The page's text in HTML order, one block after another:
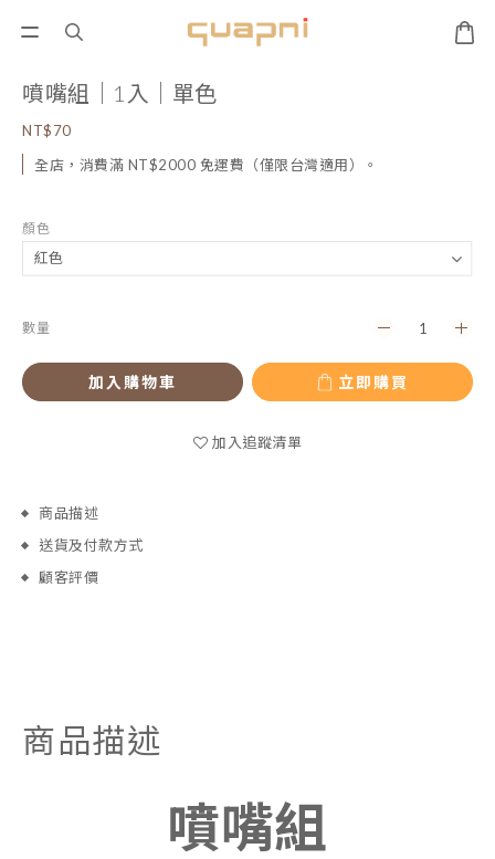
噴嘴組｜1入｜單色
NT$70
全店，消費滿 NT$2000 免運費（僅限台灣適用）。
顏色
數量
加入購物車 立即購買
加入追蹤清單
商品描述
送貨及付款方式
顧客評價
商品描述
噴嘴組